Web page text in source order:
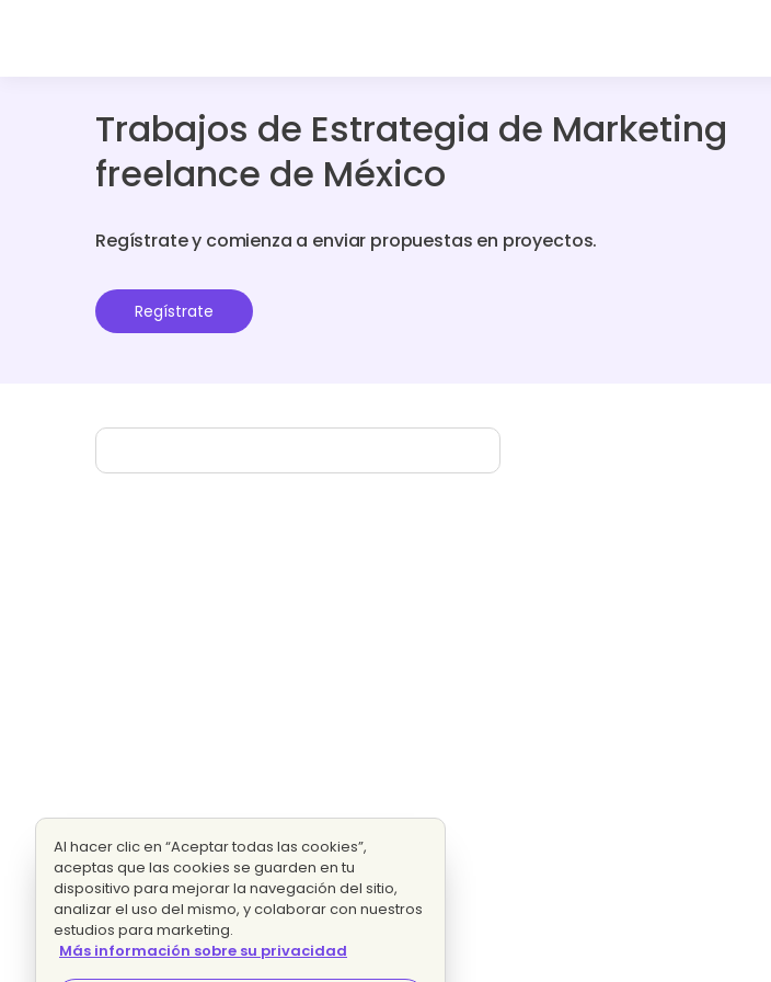
Trabajos de Estrategia de Marketing
freelance de México
Regístrate y comienza a enviar propuestas en proyectos.
Regístrate
Al hacer clic en “Aceptar todas las cookies”,
aceptas que las cookies se guarden en tu
dispositivo para mejorar la navegación del sitio,
analizar el uso del mismo, y colaborar con nuestros
estudios para marketing.
Más información sobre su privacidad